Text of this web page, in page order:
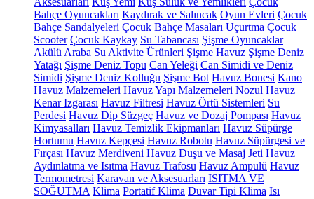
Bahçe Oyuncakları Kaydırak ve Salıncak Oyun Evleri Çocuk
Bahçe Sandalyeleri Çocuk Bahçe Masaları Uçurtma Çocuk
Scooter Çocuk Kaykay Su Tabancası Şişme Oyuncaklar
Akülü Araba Su Aktivite Ürünleri Şişme Havuz Şişme Deniz
Yatağı Şişme Deniz Topu Can Yeleği Can Simidi ve Deniz
Simidi Şişme Deniz Kolluğu Şişme Bot Havuz Bonesi Kano
Havuz Malzemeleri Havuz Yapı Malzemeleri Nozul Havuz
Kenar Izgarası Havuz Filtresi Havuz Örtü Sistemleri Su
Perdesi Havuz Dip Süzgeç Havuz ve Dozaj Pompası Havuz
Kimyasalları Havuz Temizlik Ekipmanları Havuz Süpürge
Hortumu Havuz Kepçesi Havuz Robotu Havuz Süpürgesi ve
Fırçası Havuz Merdiveni Havuz Duşu ve Masaj Jeti Havuz
Aydınlatma ve Isıtma Havuz Trafosu Havuz Ampulü Havuz
Termometresi Karavan ve Aksesuarları ISITMA VE
SOĞUTMA Klima Portatif Klima Duvar Tipi Klima Isı